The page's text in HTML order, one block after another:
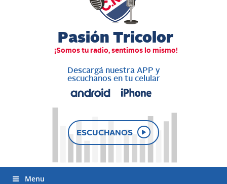
Descargá nuestra APP y
escuchanos en tu celular
ESCUCHANOS
Menu